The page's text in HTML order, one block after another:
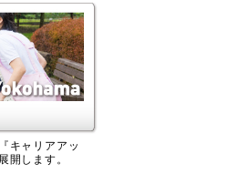
キャリアアッ
開します。